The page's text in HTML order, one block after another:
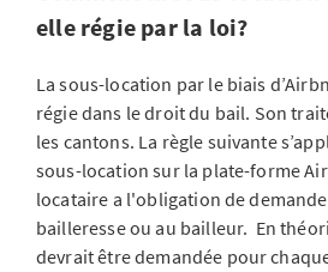
elle régie par la loi?
La sous-location par le biais
régie dans le droit du bail. Son
les cantons. La règle suivante
sous-location sur la plate-forme
locataire a l'obligation de
bailleresse ou au bailleur. En
devrait être demandée pour